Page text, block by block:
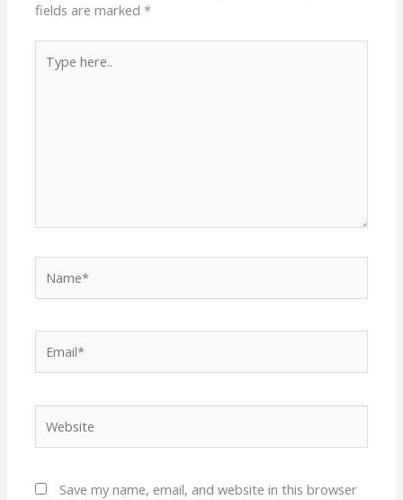
fields are marked*
here..
Save my name, email, and website in this browser